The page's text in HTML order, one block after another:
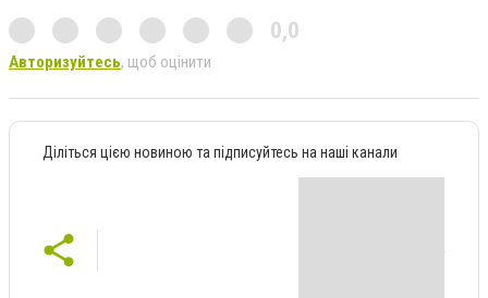
0,0
Авторизуйтесь, щоб оцінити
Діліться цією новиною та підписуйтесь на наші канали